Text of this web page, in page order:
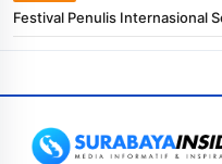
Festival Penulis Internasional